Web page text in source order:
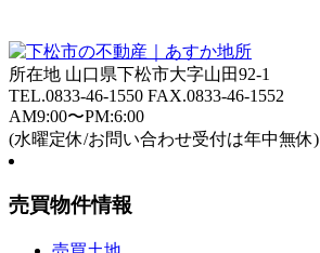
所在地 山口県下松市大字山田92-1
TEL.0833-46-1550 FAX.0833-46-1552
AM9:00〜PM:6:00
(水曜定休/お問い合わせ受付は年中無休)
売買物件情報